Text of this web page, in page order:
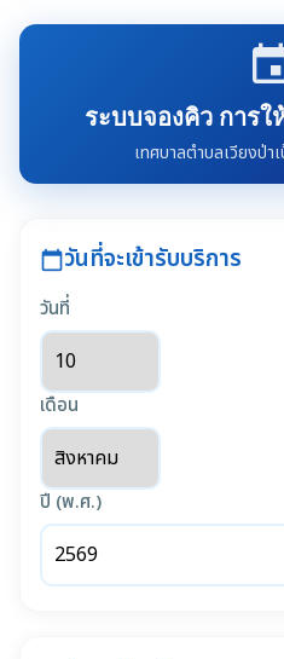
ระบบจองคิว การใ
เทศบาลตำบลเวียงป่า
calendar_todayวันที่จะเข้ารับบริการ
วันที่
เดือน
ปี (พ.ศ.)